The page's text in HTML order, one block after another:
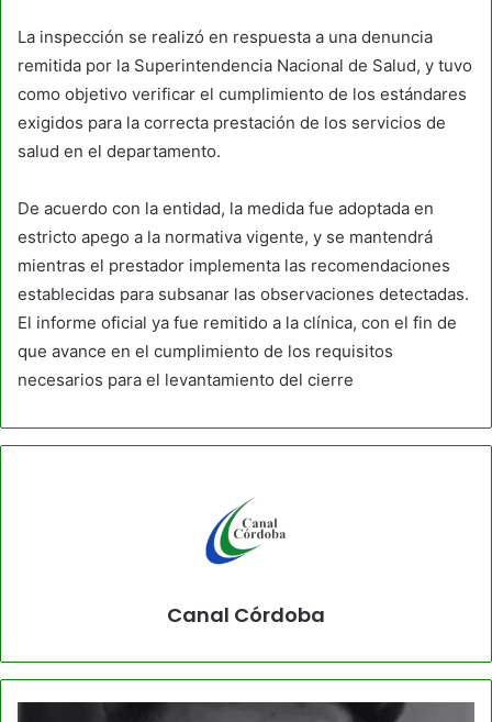
La inspección se realizó en respuesta a una denuncia
remitida por la Superintendencia Nacional de Salud, y tuvo
como objetivo verificar el cumplimiento de los estándares
exigidos para la correcta prestación de los servicios de
salud en el departamento.
De acuerdo con la entidad, la medida fue adoptada en
estricto apego a la normativa vigente, y se mantendrá
mientras el prestador implementa las recomendaciones
establecidas para subsanar las observaciones detectadas.
El informe oficial ya fue remitido a la clínica, con el fin de
que avance en el cumplimiento de los requisitos
necesarios para el levantamiento del cierre
Canal Córdoba